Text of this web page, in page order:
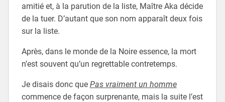
amitié et, à la parution de la liste, Maître Aka décide
de la tuer. D’autant que son nom apparaît deux fois
sur la liste.
Après, dans le monde de la Noire essence, la mort
n’est souvent qu’un regrettable contretemps.
Je disais donc que Pas vraiment un homme
commence de façon surprenante, mais la suite l’est